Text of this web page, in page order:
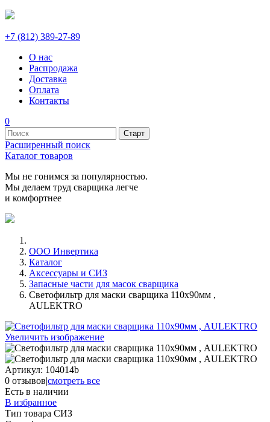
+7 (812) 389-27-89
О нас
Распродажа
Доставка
Оплата
Контакты
0
Расширенный поиск
Каталог товаров
Мы не гонимся за популярностью.
Мы делаем труд сварщика легче
и комфортнее
ООО Инвертика
Каталог
Аксессуары и СИЗ
Запасные части для масок сварщика
Светофильтр для маски сварщика 110х90мм ,
AULEKTRO
Увеличить изображение
Артикул: 104014b
0 отзывов|смотреть все
Есть в наличии
В избранное
Тип товара СИЗ